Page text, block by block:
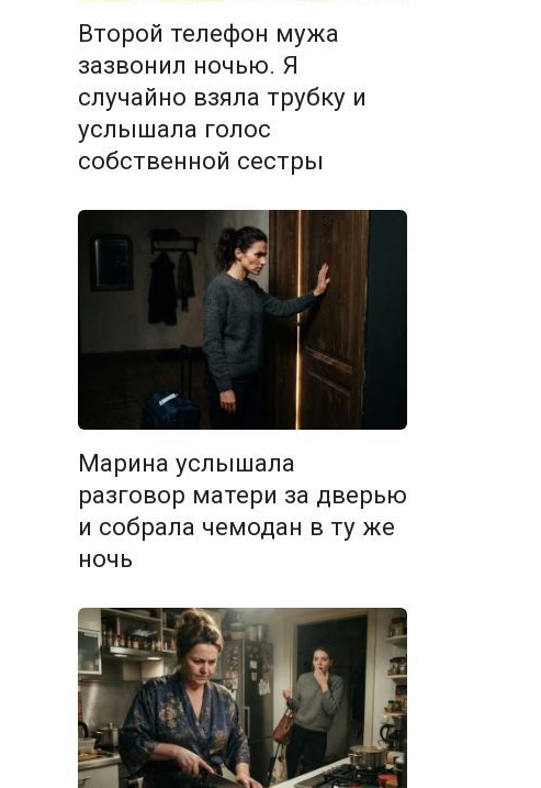
Второй телефон мужа
зазвонил ночью. Я
случайно взяла трубку и
услышала голос
собственной сестры
Марина услышала
разговор матери за дверью
и собрала чемодан в ту же
ночь